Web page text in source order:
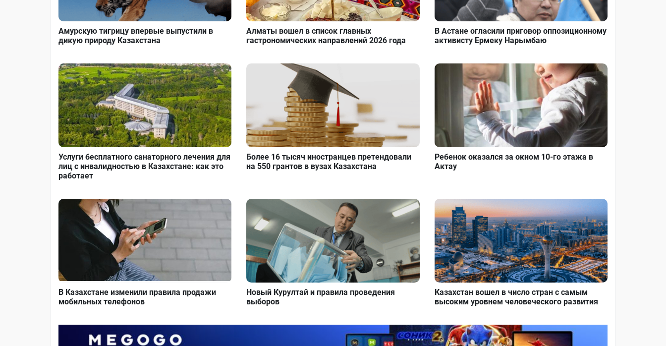
Амурскую тигрицу впервые выпустили в
дикую природу Казахстана
Алматы вошел в список главных
гастрономических направлений 2026 года
В Астане огласили приговор оппозиционному
активисту Ермеку Нарымбаю
Услуги бесплатного санаторного лечения для
лиц с инвалидностью в Казахстане: как это
работает
Более 16 тысяч иностранцев претендовали
на 550 грантов в вузах Казахстана
Ребенок оказался за окном 10-го этажа в
Актау
В Казахстане изменили правила продажи
мобильных телефонов
Новый Курултай и правила проведения
выборов
Казахстан вошел в число стран с самым
высоким уровнем человеческого развития